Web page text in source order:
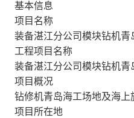
基本信息
项目名称
装备湛江分公司模块钻机
工程项目名称
装备湛江分公司模块钻机
项目概况
钻修机青岛海工场地及海上
项目所在地